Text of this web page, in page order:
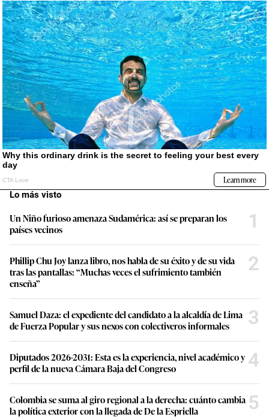
Lo más visto
Un Niño furioso amenaza Sudamérica: así se preparan los
países vecinos
1
Phillip Chu Joy lanza libro, nos habla de su éxito y de su vida
tras las pantallas: “Muchas veces el sufrimiento también
enseña”
2
Samuel Daza: el expediente del candidato a la alcaldía de Lima
de Fuerza Popular y sus nexos con colectiveros informales
3
Diputados 2026-2031: Esta es la experiencia, nivel académico y
perfil de la nueva Cámara Baja del Congreso
4
Colombia se suma al giro regional a la derecha: cuánto cambia
la política exterior con la llegada de De la Espriella
5